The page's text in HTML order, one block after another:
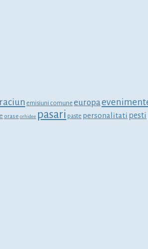
emisiuni comune europa
orase orhidee pasari paste personalitati pesti